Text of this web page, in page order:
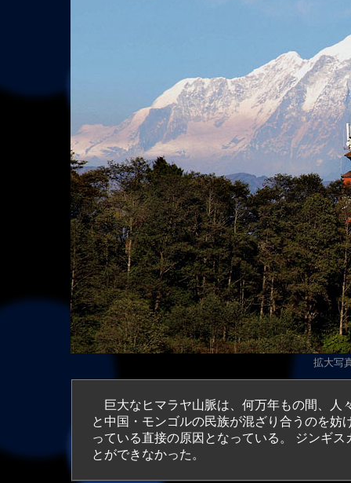
拡大写
巨大なヒマラヤ山脈は、何万年もの間、人
と中国・モンゴルの民族が混ざり合うのを
っている直接の原因となっている。 ジンギ
とができなかった。